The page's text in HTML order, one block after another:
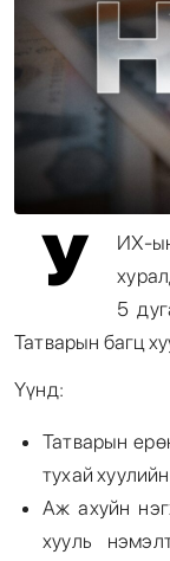
У
ИХ-
5
Татварын багц
Үүнд:
Татварын
тухай
Аж ахуйн
хууль